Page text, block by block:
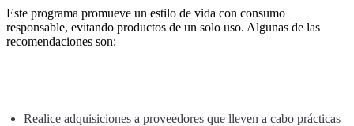
Este programa promueve un estilo de vida con consumo
responsable, evitando productos de un solo uso. Algunas de las
recomendaciones son:
Realice adquisiciones a proveedores que lleven a cabo prácticas